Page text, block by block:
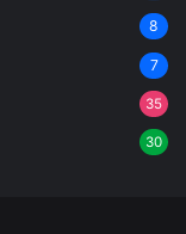
8
7
35
30